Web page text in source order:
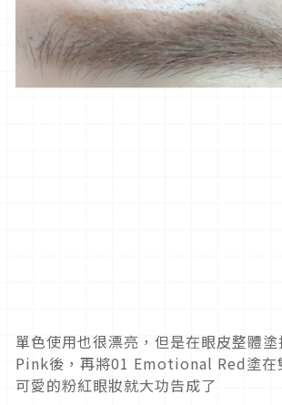
單色使用也很漂亮，但是在眼皮整體
Pink後，再將01 Emotional Red塗在
可愛的粉紅眼妝就大功告成了